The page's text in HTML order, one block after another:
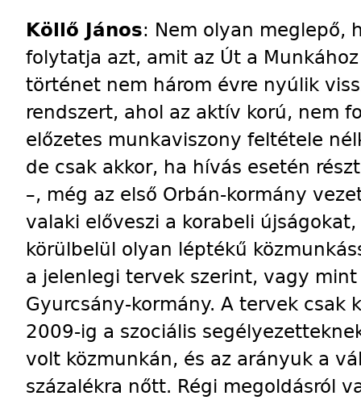
Köllő János: Nem olyan meglepő,
folytatja azt, amit az Út a
történet nem három évre nyúlik
rendszert, ahol az aktív korú, nem
előzetes munkaviszony feltétele
de csak akkor, ha hívás esetén
–, még az első Orbán-kormány
valaki előveszi a korabeli
körülbelül olyan léptékű
a jelenlegi tervek szerint, vagy
Gyurcsány-kormány. A tervek csak
2009-ig a szociális
volt közmunkán, és az arányuk a
százalékra nőtt. Régi megoldásról